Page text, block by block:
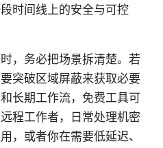
时间线上的安全与可控
，务必把场景拆清楚。若
突破区域屏蔽来获取必要
长期工作流，免费工具可
程工作者，日常处理机密
，或者你在需要低延迟、